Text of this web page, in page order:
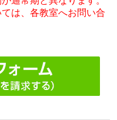
は、各教室へお問い合